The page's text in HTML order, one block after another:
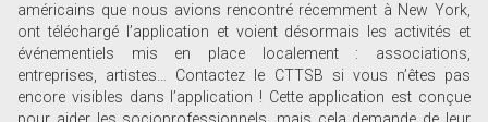
américains que nous avions rencontré récemment à New York,
ont téléchargé l’application et voient désormais les activités et
événementiels mis en place localement : associations,
entreprises, artistes… Contactez le CTTSB si vous n’êtes pas
encore visibles dans l’application ! Cette application est conçue